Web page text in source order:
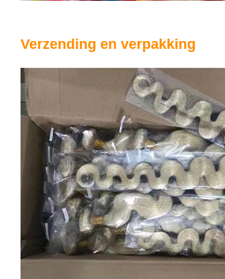
Verzending en verpakking